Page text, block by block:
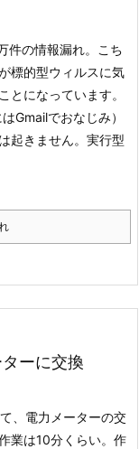
件の情報漏れ。こち
標的型ウィルスに気
とになっています。
Gmailでおなじみ）
起きません。実行型
ーに交換
、電力メーターの交
業は10分くらい。 作